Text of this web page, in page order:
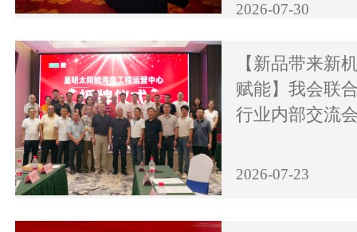
2026-07-30
【新品带来新
赋能】我会联
行业内部交流
2026-07-23